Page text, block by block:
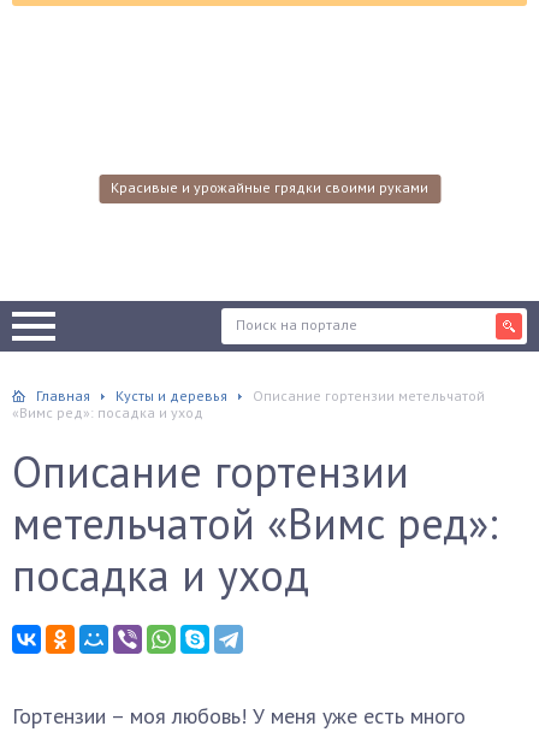
Красивые и урожайные грядки своими руками
Главная Кусты и деревья
Описание гортензии метельчатой
«Вимс ред»: посадка и уход
Описание гортензии
метельчатой «Вимс ред»:
посадка и уход
Гортензии – моя любовь! У меня уже есть много